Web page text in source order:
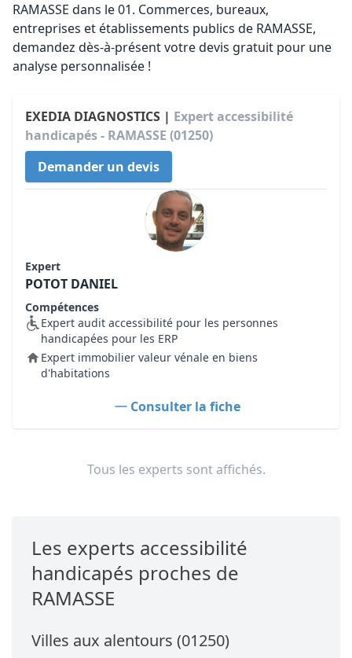
RAMASSE dans le 01. Commerces, bureaux,
entreprises et établissements publics de RAMASSE,
demandez dès-à-présent votre devis gratuit pour une
analyse personnalisée !
EXEDIA DIAGNOSTICS | Expert accessibilité
handicapés - RAMASSE (01250)
Demander un devis
Expert
POTOT DANIEL
Compétences
Expert audit accessibilité pour les personnes
handicapées pour les ERP
Expert immobilier valeur vénale en biens
d'habitations
Consulter la fiche
Tous les experts sont affichés.
Les experts accessibilité
handicapés proches de
RAMASSE
Villes aux alentours (01250)